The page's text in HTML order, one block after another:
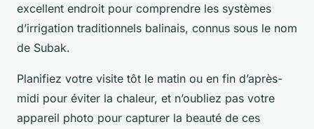
excellent endroit pour comprendre les systèmes
d’irrigation traditionnels balinais, connus sous le nom
de Subak.
Planifiez votre visite tôt le matin ou en fin d’après-
midi pour éviter la chaleur, et n’oubliez pas votre
appareil photo pour capturer la beauté de ces